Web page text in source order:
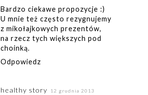
Bardzo ciekawe propozycje :)
U mnie też często rezygnujemy
z mikołajkowych prezentów,
na rzecz tych większych pod
choinką.
Odpowiedz
healthy story
12 grudnia 2013